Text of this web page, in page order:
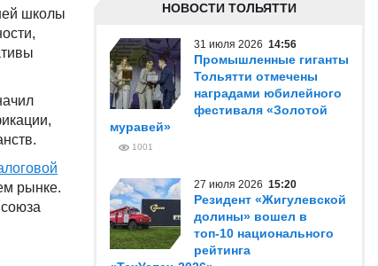
школы
рынке.
НОВОСТИ ТОЛЬЯТТИ
31 июля 2026 14:56
Промышленные гиганты
Тольятти отмечены
наградами юбилейного
фестиваля «Золотой
муравей»
1001
27 июля 2026 15:20
Резидент «Жигулевской
долины» вошел в
топ-10 национального
рейтинга